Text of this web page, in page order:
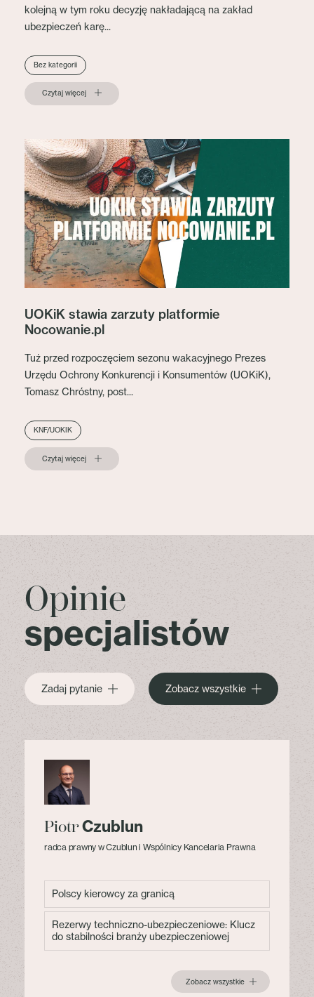
kolejną w tym roku decyzję nakładającą na zakład
ubezpieczeń karę...
Bez kategorii
Czytaj więcej
UOKiK stawia zarzuty platformie
Nocowanie.pl
Tuż przed rozpoczęciem sezonu wakacyjnego Prezes
Urzędu Ochrony Konkurencji i Konsumentów (UOKiK),
Tomasz Chróstny, post...
KNF/UOKIK
Czytaj więcej
Opinie
specjalistów
Zadaj pytanie Zobacz wszystkie
PiotrCzublun
radca prawny w Czublun i Wspólnicy Kancelaria Prawna
Polscy kierowcy za granicą
Rezerwy techniczno-ubezpieczeniowe: Klucz
do stabilności branży ubezpieczeniowej
Zobacz wszystkie